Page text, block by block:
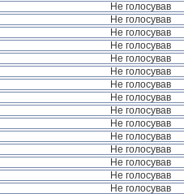
Не голосував
Не голосував
Не голосував
Не голосував
Не голосував
Не голосував
Не голосував
Не голосував
Не голосував
Не голосував
Не голосував
Не голосував
Не голосував
Не голосував
Не голосував